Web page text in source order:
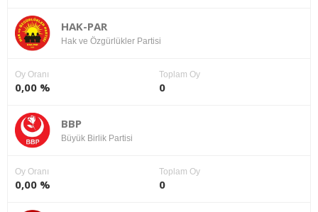
HAK-PAR
Hak ve Özgürlükler Partisi
Oy Oranı
0,00 %
Toplam Oy
0
BBP
Büyük Birlik Partisi
Oy Oranı
0,00 %
Toplam Oy
0